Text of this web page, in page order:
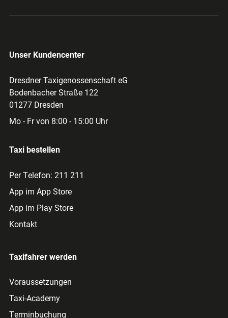
Unser Kundencenter
Dresdner Taxigenossenschaft eG
Bodenbacher Straße 122
01277 Dresden
Mo - Fr von 8:00 - 15:00 Uhr
Taxi bestellen
Per Telefon: 211 211
App im App Store
App im Play Store
Kontakt
Taxifahrer werden
Voraussetzungen
Taxi-Academy
Terminbuchung